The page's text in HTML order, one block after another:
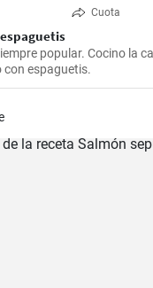
Cuota
popular. Cocino la
con espaguetis.